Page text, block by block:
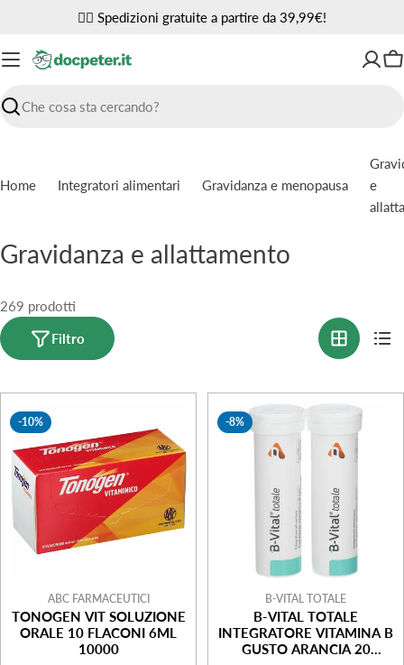
contenuto
✌🏼 Spedizioni gratuite a partire da 39,99€!
Ricerca
Home Integratori alimentari Gravidanza e menopausa
e
C
l
l
z
o
Gravidanza e allattamento
269 prodotti
Filtro
-10%
ABC FARMACEUTICI
TONOGEN VIT SOLUZIONE
ORALE 10 FLACONI 6ML
10000
-8%
B-VITAL TOTALE
B-VITAL TOTALE
INTEGRATORE VITAMINA B
GUSTO ARANCIA 20